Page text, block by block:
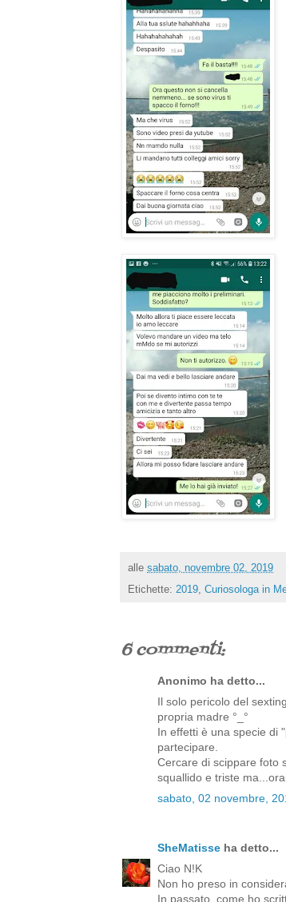
alle sabato, novembre 02, 2019
Etichette: 2019, Curiosologa in
6 commenti:
Anonimo ha detto...
Il solo pericolo del
propria madre °_°
In effetti è una specie di
partecipare.
Cercare di scippare foto
squallido e triste
sabato, 02 novembre,
SheMatisse ha detto...
Ciao N!K
Non ho preso in
In passato, come ho